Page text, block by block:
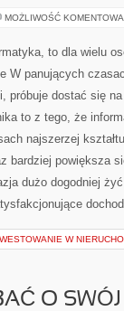
MOŻLIWOŚĆ
to dla wielu
W panujących
próbuje dostać się
to z tego, że
najszerzej
bardziej powiększa
dużo dogodniej
W
O